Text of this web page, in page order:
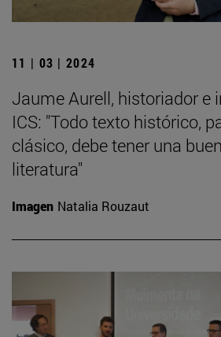
11 | 03 | 2024
Jaume Aurell, historiador e
ICS: "Todo texto histórico,
clásico, debe tener una
literatura"
Imagen Natalia Rouzaut